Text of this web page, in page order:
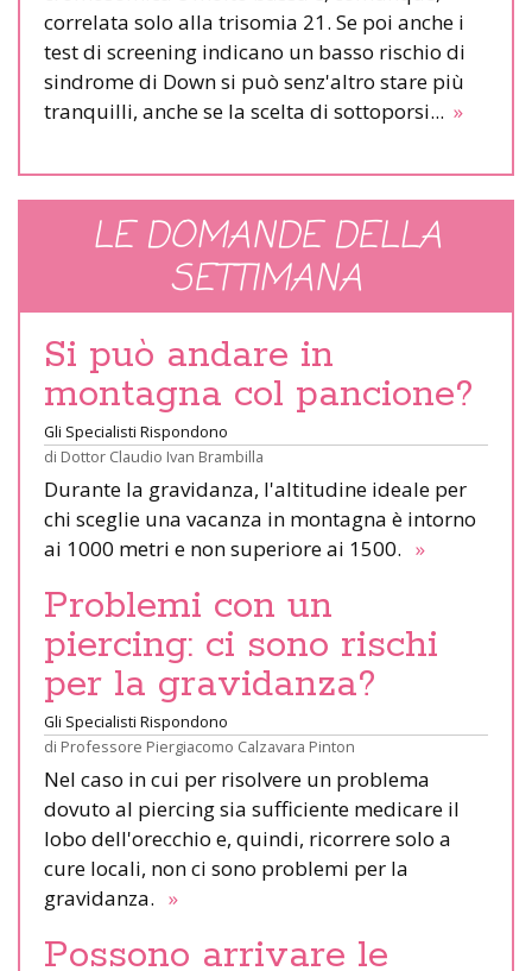
correlata solo alla trisomia 21. Se poi anche i
test di screening indicano un basso rischio di
sindrome di Down si può senz'altro stare più
tranquilli, anche se la scelta di sottoporsi... »
LE DOMANDE DELLA
SETTIMANA
Si può andare in
montagna col pancione?
Gli Specialisti Rispondono
di Dottor Claudio Ivan Brambilla
Durante la gravidanza, l'altitudine ideale per
chi sceglie una vacanza in montagna è intorno
ai 1000 metri e non superiore ai 1500. »
Problemi con un
piercing: ci sono rischi
per la gravidanza?
Gli Specialisti Rispondono
di Professore Piergiacomo Calzavara Pinton
Nel caso in cui per risolvere un problema
dovuto al piercing sia sufficiente medicare il
lobo dell'orecchio e, quindi, ricorrere solo a
cure locali, non ci sono problemi per la
gravidanza. »
Possono arrivare le